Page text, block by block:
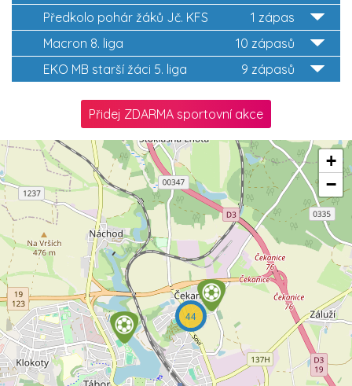
1 zápas
Předkolo pohár žáků Jč. KFS
10 zápasů
Macron 8. liga
9 zápasů
EKO MB starší žáci 5. liga
Přidej ZDARMA sportovní akce
44
+
−